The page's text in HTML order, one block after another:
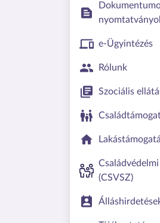
e-Ügyintézés
Rólunk
Szociális
(CSVSZ)